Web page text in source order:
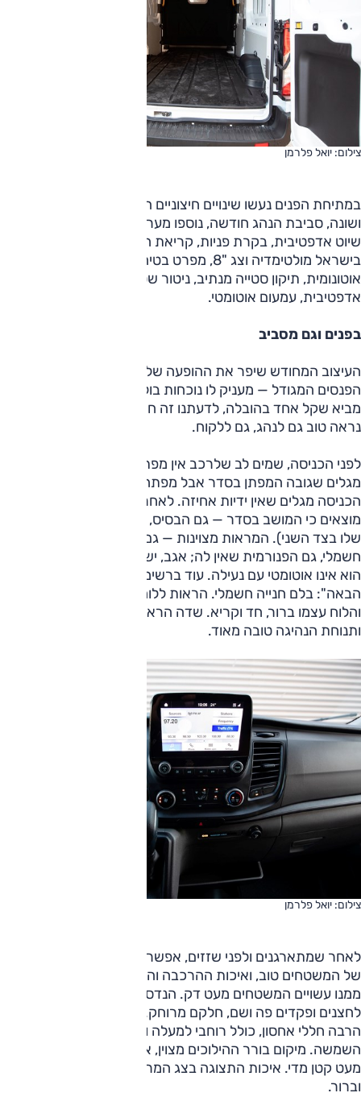
צילום: יואל פלרמן
במתיחת הפנים נעשו שינויים חיצוניים הכוללים מערך פנסים בולט
ושונה, סביבת הנהג חודשה, נוספו מערכות בטיחות, כמו בקרת
שיוט אדפטיבית, בקרת פניות, קריאת חירום. בכל הגרסאות
בישראל מולטימדיה וצג "8, מפרט בטיחות מתקדם הכולל בלימה
אוטונומית, תיקון סטייה מנתיב, ניטור שטחים מתים, בקרת שיוט
אדפטיבית, עמעום אוטומטי.
בפנים וגם מסביב
העיצוב המחודש שיפר את ההופעה של הטרנזיט — בייחוד צביר
הפנסים המגודל — מעניק לו נוכחות בולטת יותר, ולמרות שזה לא
מביא שקל אחד בהובלה, לדעתנו זה חשוב. כי דגם שנראה טוב,
נראה טוב גם לנהג, גם ללקוח.
לפני הכניסה, שמים לב שלרכב אין מפתח חכם; לקראת כניסה,
מגלים שגובה המפתן בסדר אבל מפתח הדלת לא גדול; עם
הכניסה מגלים שאין ידיות אחיזה. לאחר ההתארגנות במושב,
מוצאים כי המושב בסדר — גם הבסיס, גם המסעד (שההקשחה
שלו בצד השני). המראות מצוינות — גם הראשית שיש לה כיוון
חשמלי, גם הפנורמית שאין לה; אגב, יש קיפול חשמלי למראות,
הוא אינו אוטומטי עם נעילה. עוד ברשימת "נא להוסיף בפעם
הבאה": בלם חנייה חשמלי. הראות ללוח המחוונים טובה מאוד,
והלוח עצמו ברור, חד וקריא. שדה הראייה לפנים נטול הפרעות,
ותנוחת הנהיגה טובה מאוד.
צילום: יואל פלרמן
לאחר שמתארגנים ולפני שזזים, אפשר לבחון את השאר. המרקם
של המשטחים טוב, ואיכות ההרכבה והגימור גם. עם זאת, החומר
ממנו עשויים המשטחים מעט דק. הנדסת האנוש לא מתעלה —
לחצנים ופקדים פה ושם, חלקם מרוחק. כנדרש, יש בתא הנהג
הרבה חללי אחסון, כולל רוחבי למעלה וגם במשטח לפני
השמשה. מיקום בורר ההילוכים מצוין, אבל הפקד לתפעול ידני
מעט קטן מדי. איכות התצוגה בצג המרכזי טובה, והוא נהיר
וברור.